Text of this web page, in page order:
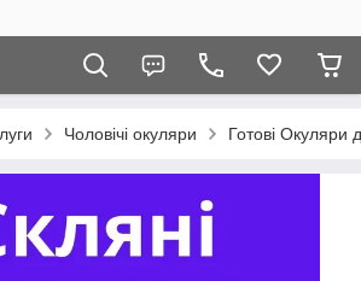
Чоловічі окуляри Готові Окуляри